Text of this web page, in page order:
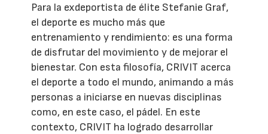
Para la exdeportista de élite Stefanie Graf,
el deporte es mucho más que
entrenamiento y rendimiento: es una forma
de disfrutar del movimiento y de mejorar el
bienestar. Con esta filosofía, CRIVIT acerca
el deporte a todo el mundo, animando a más
personas a iniciarse en nuevas disciplinas
como, en este caso, el pádel. En este
contexto, CRIVIT ha logrado desarrollar